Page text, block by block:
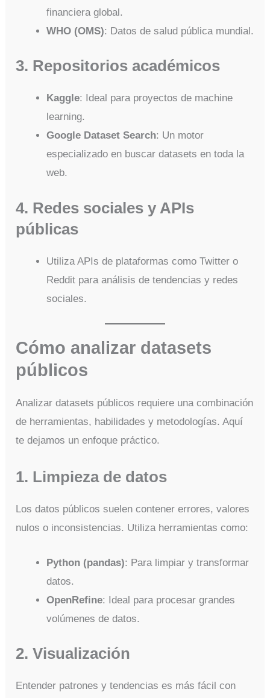
financiera global.
WHO (OMS): Datos de salud pública mundial.
3. Repositorios académicos
Kaggle: Ideal para proyectos de machine
learning.
Google Dataset Search: Un motor
especializado en buscar datasets en toda la
web.
4. Redes sociales y APIs
públicas
Utiliza APIs de plataformas como Twitter o
Reddit para análisis de tendencias y redes
sociales.
Cómo analizar datasets
públicos
Analizar datasets públicos requiere una combinación
de herramientas, habilidades y metodologías. Aquí
te dejamos un enfoque práctico.
1. Limpieza de datos
Los datos públicos suelen contener errores, valores
nulos o inconsistencias. Utiliza herramientas como:
Python (pandas): Para limpiar y transformar
datos.
OpenRefine: Ideal para procesar grandes
volúmenes de datos.
2. Visualización
Entender patrones y tendencias es más fácil con